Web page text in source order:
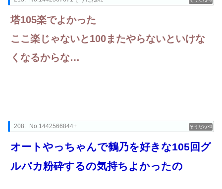
塔105楽でよかった
ここ楽じゃないと100またやらないといけな
くなるからな…
0
208: No.1442566844+
オートやっちゃんで鶴乃を好きな105回グ
ルパカ粉砕するの気持ちよかったの